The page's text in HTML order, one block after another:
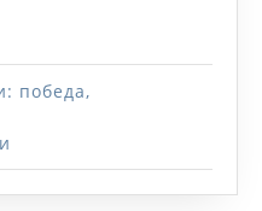
победа,